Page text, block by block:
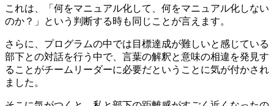
これは、「何をマニュアル化して、何をマニュアル化しない
のか？」という判断する時も同じことが言えます。
さらに、プログラムの中では目標達成が難しいと感じている
部下との対話を行う中で、言葉の解釈と意味の相違を発見す
ることがチームリーダーに必要だということに気が付かされ
ました。